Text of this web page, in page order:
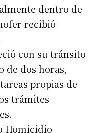
dentro de
recibió
con su tránsito
de dos horas,
propias de
trámites
Homicidio